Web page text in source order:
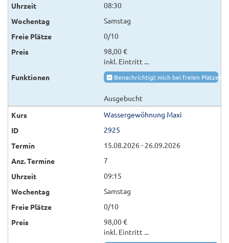
08:30
Samstag
0/10
98,00 €
inkl. Eintritt ...
Benachrichtigt mich bei freien Plätzen
Ausgebucht
Wassergewöhnung Maxi
2925
15.08.2026 - 26.09.2026
7
09:15
Samstag
0/10
98,00 €
inkl. Eintritt ...